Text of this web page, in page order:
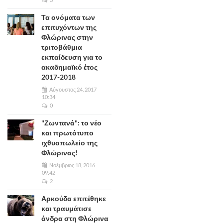
Τα ονόματα των
επιτυχόντων της
Φλώρινας στην
τριτοβάθμια
εκπαίδευση για το
ακαδημαϊκό έτος
2017-2018
Αύγουστος 24, 2017
10:34
0
"Ζωντανά": το νέο
και πρωτότυπο
ιχθυοπωλείο της
Φλώρινας!
Νοέμβριος 18, 2016
09:42
2
Αρκούδα επιτέθηκε
και τραυμάτισε
άνδρα στη Φλώρινα